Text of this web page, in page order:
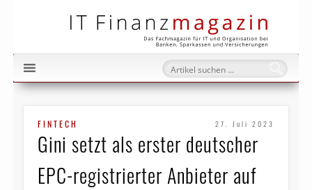
FINTECH 27. Juli 2023
Gini setzt als erster deutscher
EPC-registrierter Anbieter auf